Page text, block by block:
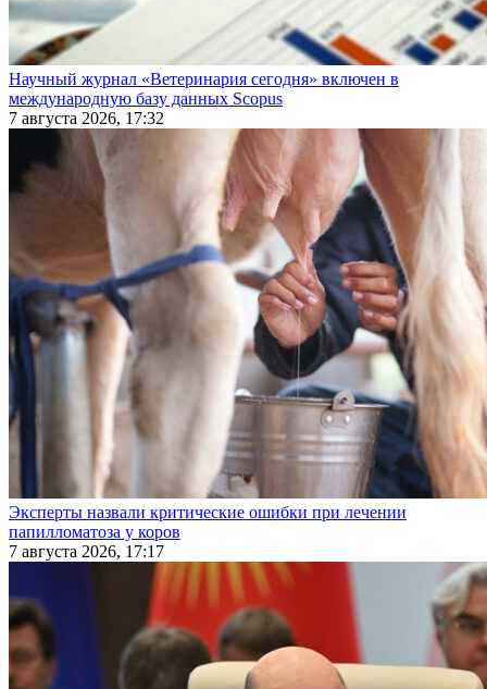
Научный журнал «Ветеринария сегодня» включен в
международную базу данных Scopus
7 августа 2026, 17:32
Эксперты назвали критические ошибки при лечении
папилломатоза у коров
7 августа 2026, 17:17